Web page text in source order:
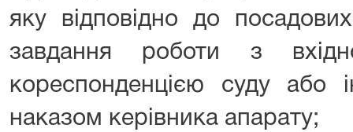
яку відповідно до
завдання роботи з
кореспонденцією суду або
наказом керівника апарату;